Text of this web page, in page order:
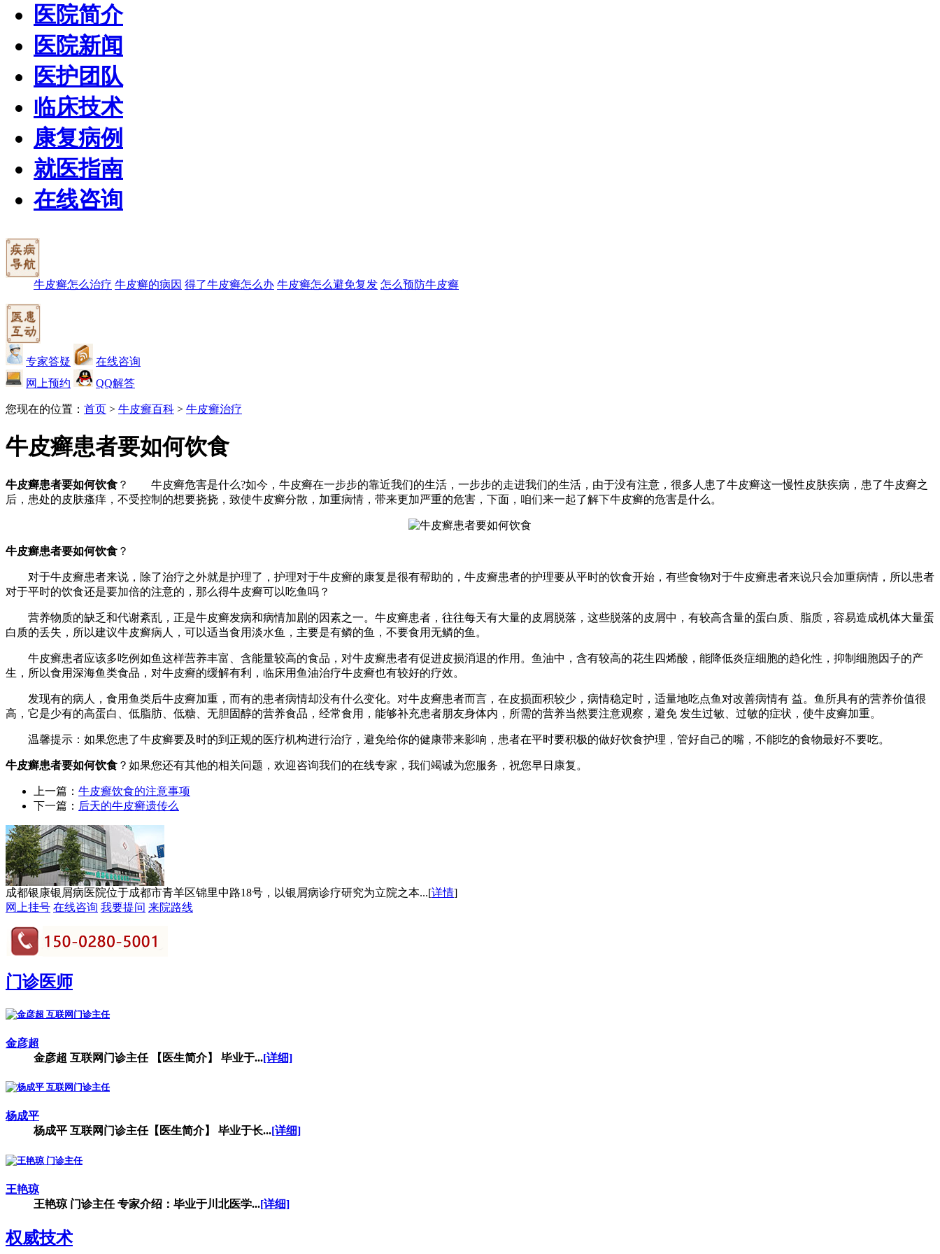
医院简介
医院新闻
医护团队
临床技术
康复病例
就医指南
在线咨询
牛皮癣怎么治疗 牛皮癣的病因 得了牛皮癣怎么办 牛皮癣怎么避免复发 怎么预防牛皮癣
专家答疑
在线咨询
网上预约
QQ解答
您现在的位置： 首页 > 牛皮癣百科 > 牛皮癣治疗
牛皮癣患者要如何饮食
牛皮癣患者要如何饮食 ？ 牛皮癣危害是什么?如今，牛皮癣在一步步的靠近我们的生活，一步步的走进我们的生活，由于没有注意，很多人患了牛皮癣这一慢性皮肤疾病，患了牛皮癣之
后，患处的皮肤瘙痒，不受控制的想要挠挠，致使牛皮癣分散，加重病情，带来更加严重的危害，下面，咱们来一起了解下牛皮癣的危害是什么。
牛皮癣患者要如何饮食 ？
对于牛皮癣患者来说，除了治疗之外就是护理了，护理对于牛皮癣的康复是很有帮助的，牛皮癣患者的护理要从平时的饮食开始，有些食物对于牛皮癣患者来说只会加重病情，所以患者
对于平时的饮食还是要加倍的注意的，那么得牛皮癣可以吃鱼吗？
营养物质的缺乏和代谢紊乱，正是牛皮癣发病和病情加剧的因素之一。牛皮癣患者，往往每天有大量的皮屑脱落，这些脱落的皮屑中，有较高含量的蛋白质、脂质，容易造成机体大量蛋
白质的丢失，所以建议牛皮癣病人，可以适当食用淡水鱼，主要是有鳞的鱼，不要食用无鳞的鱼。
牛皮癣患者应该多吃例如鱼这样营养丰富、含能量较高的食品，对牛皮癣患者有促进皮损消退的作用。鱼油中，含有较高的花生四烯酸，能降低炎症细胞的趋化性，抑制细胞因子的产
生，所以食用深海鱼类食品，对牛皮癣的缓解有利，临床用鱼油治疗牛皮癣也有较好的疗效。
发现有的病人，食用鱼类后牛皮癣加重，而有的患者病情却没有什么变化。对牛皮癣患者而言，在皮损面积较少，病情稳定时，适量地吃点鱼对改善病情有 益。鱼所具有的营养价值很
高，它是少有的高蛋白、低脂肪、低糖、无胆固醇的营养食品，经常食用，能够补充患者朋友身体内，所需的营养当然要注意观察，避免 发生过敏、过敏的症状，使牛皮癣加重。
温馨提示：如果您患了牛皮癣要及时的到正规的医疗机构进行治疗，避免给你的健康带来影响，患者在平时要积极的做好饮食护理，管好自己的嘴，不能吃的食物最好不要吃。
牛皮癣患者要如何饮食 ？如果您还有其他的相关问题，欢迎咨询我们的在线专家，我们竭诚为您服务，祝您早日康复。
上一篇： 牛皮癣饮食的注意事项
下一篇： 后天的牛皮癣遗传么
成都银康银屑病医院位于成都市青羊区锦里中路18号，以银屑病诊疗研究为立院之本...[详情]
网上挂号 在线咨询 我要提问 来院路线
门诊医师
金彦超
金彦超 互联网门诊主任 【医生简介】 毕业于...[详细]
杨成平
杨成平 互联网门诊主任【医生简介】 毕业于长...[详细]
王艳琼
王艳琼 门诊主任 专家介绍：毕业于川北医学...[详细]
权威技术